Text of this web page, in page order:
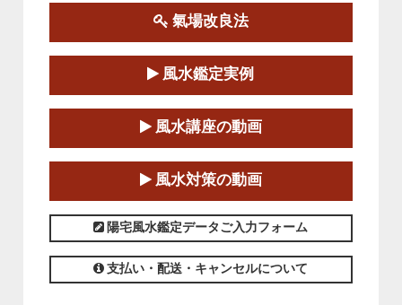
第１８期立命塾『実践的易学講座』
2025-06-21～2025-08-24
この講座の募集は終了しました。
第１８期立命塾「実践的四柱立命学（四
柱推命学）講座」
2025-01-11～2025-05-11
この講座の募集は終了しました。
氣場改良法
風水鑑定実例
風水講座の動画
風水対策の動画
陽宅風水鑑定データご入力フォーム
支払い・配送・キャンセルについて